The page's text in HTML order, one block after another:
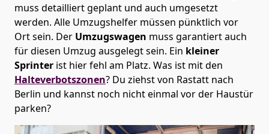
muss detailliert geplant und auch umgesetzt
werden. Alle Umzugshelfer müssen pünktlich vor
Ort sein. Der Umzugswagen muss garantiert auch
für diesen Umzug ausgelegt sein. Ein kleiner
Sprinter ist hier fehl am Platz. Was ist mit den
Halteverbotszonen? Du ziehst von Rastatt nach
Berlin und kannst noch nicht einmal vor der Haustür
parken?